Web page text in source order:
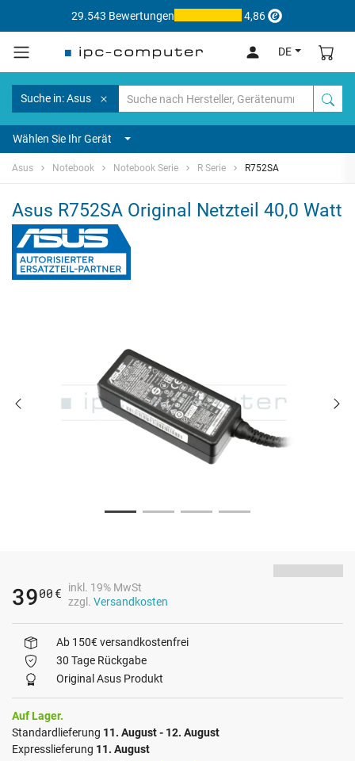
29.543 Bewertungen 4,86
DE
Suche in: Asus
Wählen Sie Ihr Gerät
Asus Notebook Notebook Serie R Serie R752SA
Asus R752SA Original Netzteil 40,0 Watt
3900 €
inkl. 19% MwSt
zzgl. Versandkosten
Ab 150€ versandkostenfrei
30 Tage Rückgabe
Original Asus Produkt
Auf Lager.
Standardlieferung 11. August - 12. August
Expresslieferung 11. August